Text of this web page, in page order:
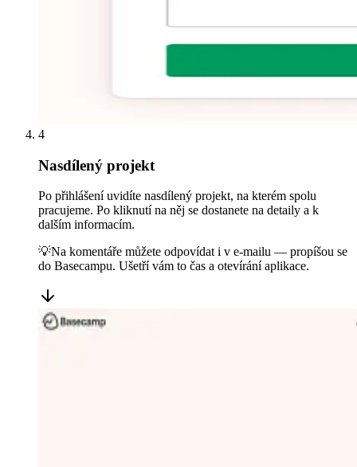
4
Nasdílený projekt
Po přihlášení uvidíte nasdílený projekt, na kterém spolu
pracujeme. Po kliknutí na něj se dostanete na detaily a k
dalším informacím.
💡Na komentáře můžete odpovídat i v e-mailu — propíšou se
do Basecampu. Ušetří vám to čas a otevírání aplikace.